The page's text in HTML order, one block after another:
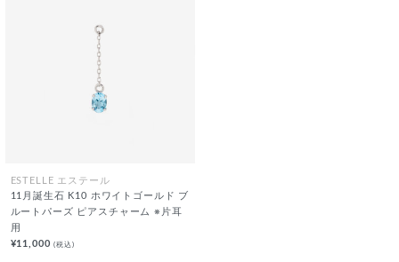
ESTELLE エステール
11月誕生石 K10 ホワイトゴールド ブ
ルートパーズ ピアスチャーム ※片耳
用
¥11,000(税込)